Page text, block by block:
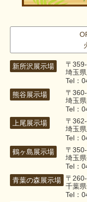
新所沢展示場
〒
埼玉
Tel：
熊谷展示場
〒
埼玉
Tel：
上尾展示場
〒
埼玉
Tel：
鶴ヶ島展示場
〒
埼玉
Tel：
青葉の森展示場
〒
千葉
Tel：